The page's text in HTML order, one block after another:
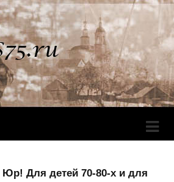
Для детей 70-80-х и для